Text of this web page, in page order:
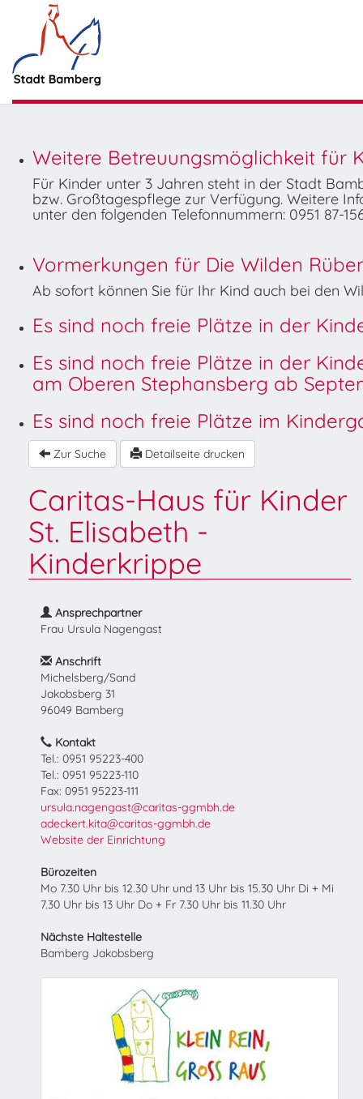
Weitere Betreuungsmöglichkeit für
Für Kinder unter 3 Jahren steht in der Stadt
bzw. Großtagespflege zur Verfügung. Weitere
unter den folgenden Telefonnummern: 0951 87-
Vormerkungen für Die Wilden
Ab sofort können Sie für Ihr Kind auch bei den
Es sind noch freie Plätze in der
Es sind noch freie Plätze in der
am Oberen Stephansberg ab
Es sind noch freie Plätze im
Zur Suche Detailseite drucken
Caritas-Haus für Kinder
St. Elisabeth -
Kinderkrippe
Ansprechpartner
Frau Ursula Nagengast
Anschrift
Michelsberg/Sand
Jakobsberg 31
96049 Bamberg
Kontakt
Tel.: 0951 95223-400
Tel.: 0951 95223-110
Fax: 0951 95223-111
ursula.nagengast@caritas-ggmbh.de
adeckert.kita@caritas-ggmbh.de
Website der Einrichtung
Bürozeiten
Mo 7.30 Uhr bis 12.30 Uhr und 13 Uhr bis 15.30 Uhr Di + Mi
7.30 Uhr bis 13 Uhr Do + Fr 7.30 Uhr bis 11.30 Uhr
Nächste Haltestelle
Bamberg Jakobsberg